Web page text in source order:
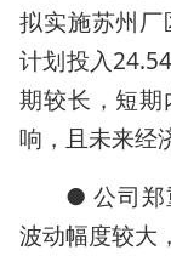
拟实施苏州
计划投入
期较长，短
响，且未来经
● 公司郑
波动幅度较大